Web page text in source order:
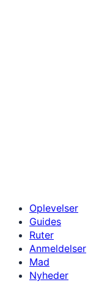
Oplevelser
Guides
Ruter
Anmeldelser
Mad
Nyheder